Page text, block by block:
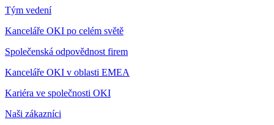
Tým vedení
Kanceláře OKI po celém světě
Společenská odpovědnost firem
Kanceláře OKI v oblasti EMEA
Kariéra ve společnosti OKI
Naši zákazníci